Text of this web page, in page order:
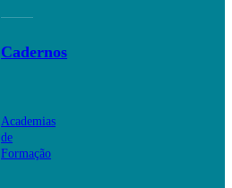
Cadernos
Academias
de
Formação